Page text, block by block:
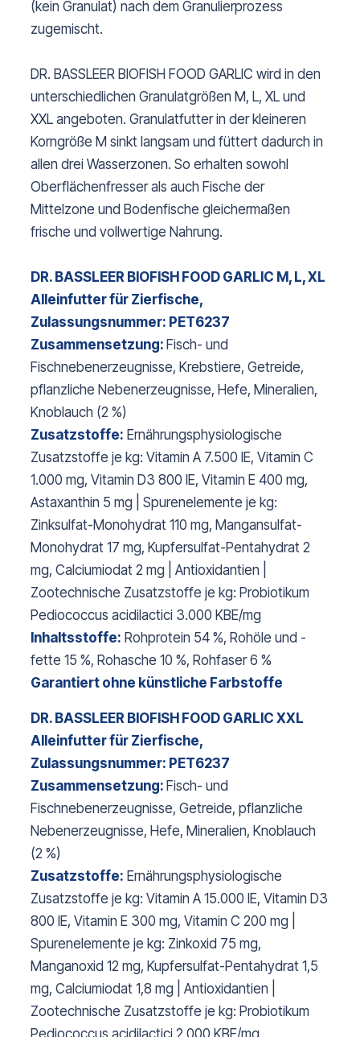
(kein Granulat) nach dem Granulierprozess
zugemischt.
DR. BASSLEER BIOFISH FOOD GARLIC wird in den
unterschiedlichen Granulatgrößen M, L, XL und
XXL angeboten. Granulatfutter in der kleineren
Korngröße M sinkt langsam und füttert dadurch in
allen drei Wasserzonen. So erhalten sowohl
Oberflächenfresser als auch Fische der
Mittelzone und Bodenfische gleichermaßen
frische und vollwertige Nahrung.
DR. BASSLEER BIOFISH FOOD GARLIC M, L, XL
Alleinfutter für Zierfische,
Zulassungsnummer: PET6237
Zusammensetzung: Fisch- und
Fischnebenerzeugnisse, Krebstiere, Getreide,
pflanzliche Nebenerzeugnisse, Hefe, Mineralien,
Knoblauch (2 %)
Zusatzstoffe: Ernährungsphysiologische
Zusatzstoffe je kg: Vitamin A 7.500 IE, Vitamin C
1.000 mg, Vitamin D3 800 IE, Vitamin E 400 mg,
Astaxanthin 5 mg | Spurenelemente je kg:
Zinksulfat-Monohydrat 110 mg, Mangansulfat-
Monohydrat 17 mg, Kupfersulfat-Pentahydrat 2
mg, Calciumiodat 2 mg | Antioxidantien |
Zootechnische Zusatzstoffe je kg: Probiotikum
Pediococcus acidilactici 3.000 KBE/mg
Inhaltsstoffe: Rohprotein 54 %, Rohöle und -
fette 15 %, Rohasche 10 %, Rohfaser 6 %
Garantiert ohne künstliche Farbstoffe
DR. BASSLEER BIOFISH FOOD GARLIC XXL
Alleinfutter für Zierfische,
Zulassungsnummer: PET6237
Zusammensetzung: Fisch- und
Fischnebenerzeugnisse, Getreide, pflanzliche
Nebenerzeugnisse, Hefe, Mineralien, Knoblauch
(2 %)
Zusatzstoffe: Ernährungsphysiologische
Zusatzstoffe je kg: Vitamin A 15.000 IE, Vitamin D3
800 IE, Vitamin E 300 mg, Vitamin C 200 mg |
Spurenelemente je kg: Zinkoxid 75 mg,
Manganoxid 12 mg, Kupfersulfat-Pentahydrat 1,5
mg, Calciumiodat 1,8 mg | Antioxidantien |
Zootechnische Zusatzstoffe je kg: Probiotikum